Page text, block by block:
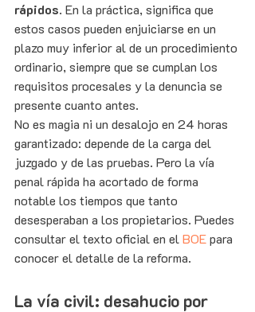
rápidos. En la práctica, significa que
estos casos pueden enjuiciarse en un
plazo muy inferior al de un procedimiento
ordinario, siempre que se cumplan los
requisitos procesales y la denuncia se
presente cuanto antes.
No es magia ni un desalojo en 24 horas
garantizado: depende de la carga del
juzgado y de las pruebas. Pero la vía
penal rápida ha acortado de forma
notable los tiempos que tanto
desesperaban a los propietarios. Puedes
consultar el texto oficial en el BOE para
conocer el detalle de la reforma.
La vía civil: desahucio por